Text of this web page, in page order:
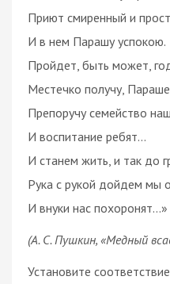
Приют смиренный и
И в нем Парашу успокою.
Пройдет, быть может,
Местечко получу, Параше
Препоручу семейство
И воспитание ребят...
И станем жить, и так до
Рука с рукой дойдем мы
И внуки нас похоронят...»
(А. С. Пушкин, «Медный
Установите